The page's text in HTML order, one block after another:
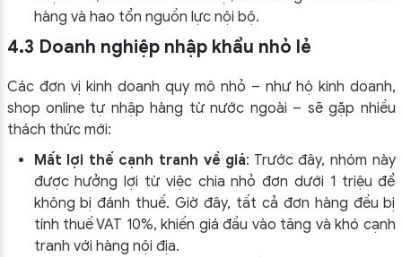
hàng và hao tổn nguồn lực nội bộ.
4.3 Doanh nghiệp nhập khẩu nhỏ lẻ
Các đơn vị kinh doanh quy mô nhỏ – như hộ kinh doanh,
shop online tự nhập hàng từ nước ngoài – sẽ gặp nhiều
thách thức mới:
Mất lợi thế cạnh tranh về giá: Trước đây, nhóm này
được hưởng lợi từ việc chia nhỏ đơn dưới 1 triệu để
không bị đánh thuế. Giờ đây, tất cả đơn hàng đều bị
tính thuế VAT 10%, khiến giá đầu vào tăng và khó cạnh
tranh với hàng nội địa.